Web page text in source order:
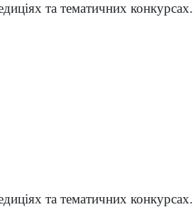
та тематичних конкурсах.
та тематичних конкурсах.